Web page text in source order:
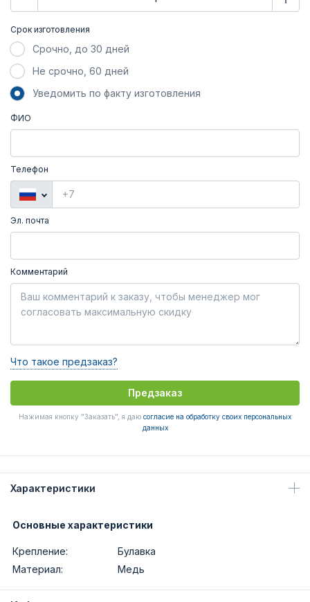
Срок изготовления
Срочно, до 30 дней
Не срочно, 60 дней
Уведомить по факту изготовления
ФИО
Телефон
Эл. почта
Комментарий
Что такое предзаказ?
Предзаказ
Нажимая кнопку "Заказать", я даю согласие на обработку своих персональных
данных
Характеристики
Основные характеристики
Крепление:
Булавка
Материал:
Медь